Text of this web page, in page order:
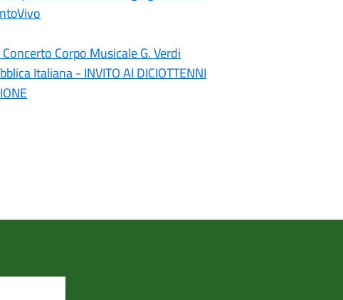
Corpo Musicale G. Verdi
Italiana - INVITO AI DICIOTTENNI